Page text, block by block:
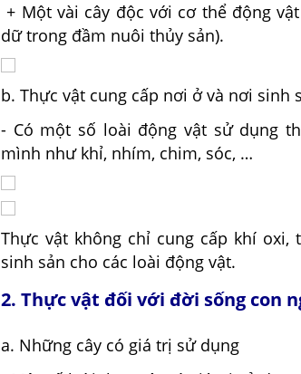
+ Một vài cây độc với cơ thể động
dữ trong đầm nuôi thủy sản).
b. Thực vật cung cấp nơi ở và nơi sinh
- Có một số loài động vật sử dụng
mình như khỉ, nhím, chim, sóc, …
Thực vật không chỉ cung cấp khí
sinh sản cho các loài động vật.
2. Thực vật đối với đời sống con
a. Những cây có giá trị sử dụng